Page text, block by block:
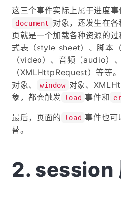
这三个事件实际上属于进度
document
对象，还发生在
页就是一个加载各种资源的
式表（style sheet）、脚本
（video）、音频（audio）
（XMLHttpRequest）等等
对象、 window 对象、
象，都会触发
load 事件和
最后，页面的 load 事件也可
替。
session